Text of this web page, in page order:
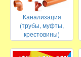
Канализация
(трубы, муфты,
крестовины)